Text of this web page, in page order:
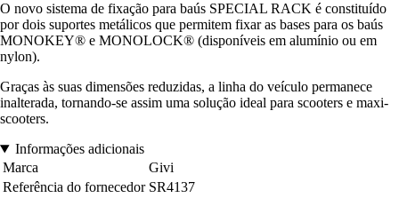
O novo sistema de fixação para baús SPECIAL RACK é constituído
por dois suportes metálicos que permitem fixar as bases para os baús
MONOKEY® e MONOLOCK® (disponíveis em alumínio ou em
nylon).
Graças às suas dimensões reduzidas, a linha do veículo permanece
inalterada, tornando-se assim uma solução ideal para scooters e maxi-
scooters.
Informações adicionais
Marca
Givi
Referência do fornecedor SR4137